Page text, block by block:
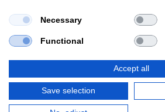
UNSERE BELIEBTESTEN PRODUKTE
Endschalldämpfer Bremsscheiben
*Alle Preise verstehen sich inkl. MwSt. zzgl.
innerhalb deutschlands. zzgl.
© Copyright 2026 | Alle Rechte
Necessary
Functional
Accept all
Save selection